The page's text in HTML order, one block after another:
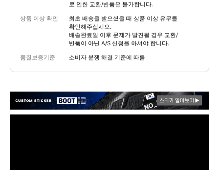
로 인한 교환/반품은 불가합니다.
상품 이상 확인
최초 배송을 받으셨을 때 상품 이상 유무를
확인해주십시오.
배송완료일 이후 문제가 발견될 경우 교환/
반품이 아닌 A/S 신청을 하셔야 합니다.
품질보증기준 소비자 분쟁 해결 기준에 따름